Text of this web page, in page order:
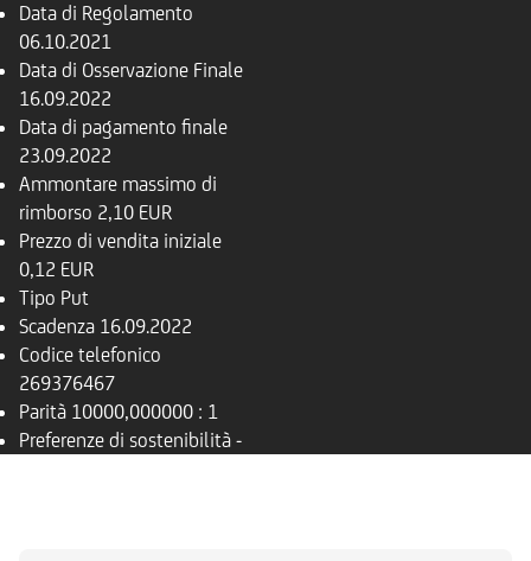
Data di Regolamento
06.10.2021
Data di Osservazione Finale
16.09.2022
Data di pagamento finale
23.09.2022
Ammontare massimo di
rimborso 2,10 EUR
Prezzo di vendita iniziale
0,12 EUR
Tipo Put
Scadenza 16.09.2022
Codice telefonico
269376467
Parità 10000,000000 : 1
Preferenze di sostenibilità -